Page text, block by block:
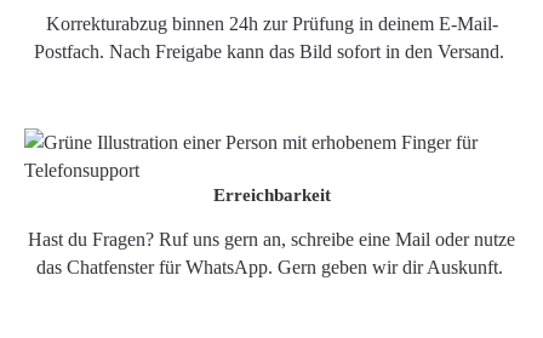
Korrekturabzug binnen 24h zur Prüfung in deinem E-Mail-
Postfach. Nach Freigabe kann das Bild sofort in den Versand.
Erreichbarkeit
Hast du Fragen? Ruf uns gern an, schreibe eine Mail oder nutze
das Chatfenster für WhatsApp. Gern geben wir dir Auskunft.